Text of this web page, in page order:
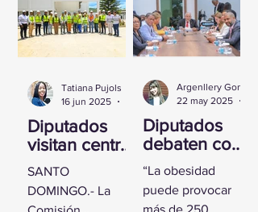
Diputados
visitan centro
UASD La
Romana para
conocer
SANTO
DOMINGO.- La
Tatiana Pujols
16 jun 2025
Diputados
debaten con
experta
sobre la
obesidad
“La obesidad
puede provocar
más de 250
22 may 2025